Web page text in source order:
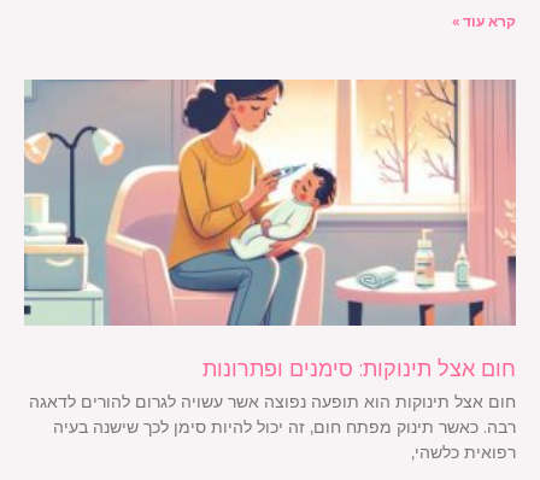
קרא עוד »
חום אצל תינוקות: סימנים ופתרונות
חום אצל תינוקות הוא תופעה נפוצה אשר עשויה לגרום להורים לדאגה
רבה. כאשר תינוק מפתח חום, זה יכול להיות סימן לכך שישנה בעיה
רפואית כלשהי,